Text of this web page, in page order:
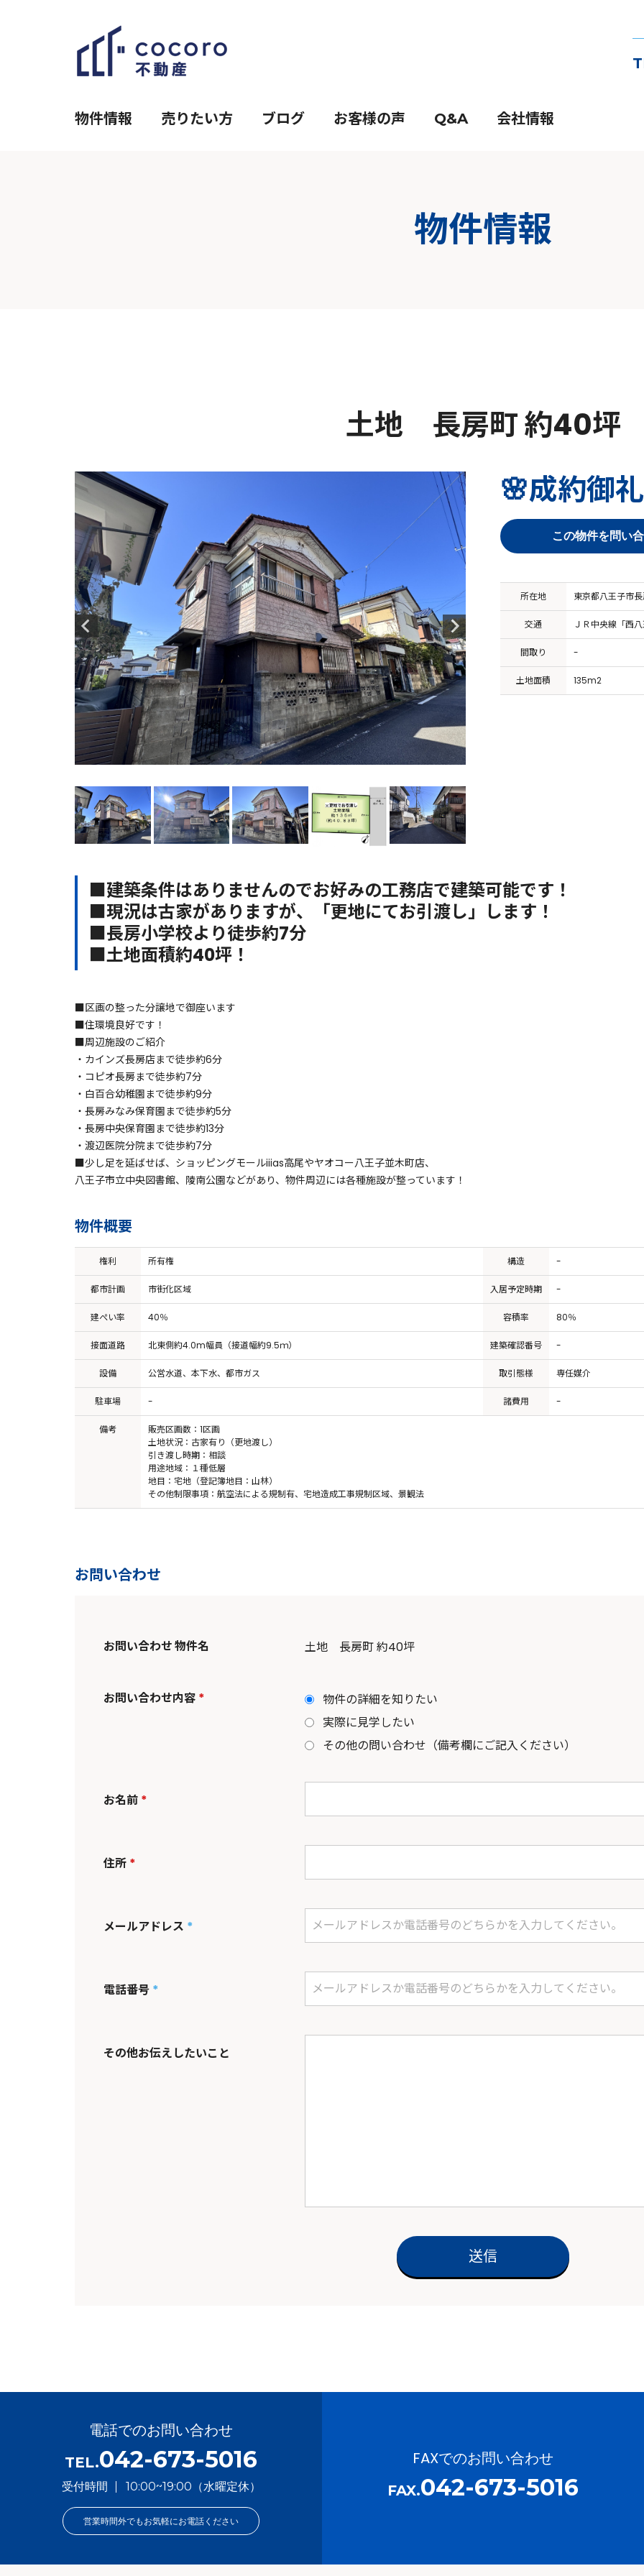
物件情報 売りたい方 ブログ お客様の声 Q&A 会社情報
物件情報
土地 長房町 約40坪
🌸成約御
この物件を問い
所在地 東京都八王子市
交通 ＪＲ中央線「西
間取り -
土地面積 135m2
■建築条件はありませんのでお好みの工務店で建築可能です！
■現況は古家がありますが、「更地にてお引渡し」します！
■長房小学校より徒歩約7分
■土地面積約40坪！
■区画の整った分譲地で御座います
■住環境良好です！
■周辺施設のご紹介
・カインズ長房店まで徒歩約6分
・コピオ長房まで徒歩約7分
・白百合幼稚園まで徒歩約9分
・長房みなみ保育園まで徒歩約5分
・長房中央保育園まで徒歩約13分
・渡辺医院分院まで徒歩約7分
■少し足を延ばせば、ショッピングモールiiias高尾やヤオコー八王子並木町店、
八王子市立中央図書館、陵南公園などがあり、物件周辺には各種施設が整っています！
物件概要
権利 所有権 構造 -
都市計画 市街化区域 入居予定時期 -
建ぺい率 40％ 容積率 80％
接面道路 北東側約4.0m幅員（接道幅約9.5ｍ） 建築確認番号 -
設備 公営水道、本下水、都市ガス 取引態様 専任媒介
駐車場 - 諸費用 -
備考
販売区画数：1区画
土地状況：古家有り（更地渡し）
引き渡し時期：相談
用途地域：１種低層
地目：宅地（登記簿地目：山林）
その他制限事項：航空法による規制有、宅地造成工事規制区域、景観法
お問い合わせ
お問い合わせ 物件名
お問い合わせ内容 *
物件の詳細を知りたい
実際に見学したい
その他の問い合わせ（備考欄にご記入ください）
お名前 *
住所 *
メールアドレス *
電話番号 *
その他お伝えしたいこと
電話でのお問い合わせ
TEL.042-673-5016
受付時間 10:00~19:00（水曜定休）
営業時間外でもお気軽にお電話ください
FAXでのお問い合わせ
FAX.042-673-5016